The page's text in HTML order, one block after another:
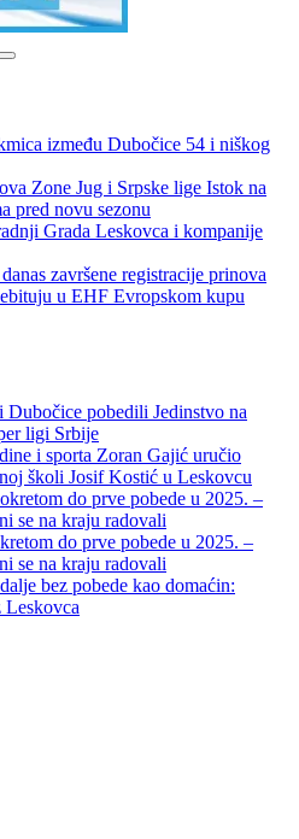
Search
između Dubočice 54 i niškog
Zone Jug i Srpske lige Istok na
pred novu sezonu
Grada Leskovca i kompanije
završene registracije prinova
u EHF Evropskom kupu
Dubočice pobedili Jedinstvo na
ligi Srbije
i sporta Zoran Gajić uručio
školi Josif Kostić u Leskovcu
do prve pobede u 2025. –
se na kraju radovali
do prve pobede u 2025. –
se na kraju radovali
bez pobede kao domaćin:
Leskovca